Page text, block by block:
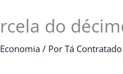
do
Economia / PorTá Contratado